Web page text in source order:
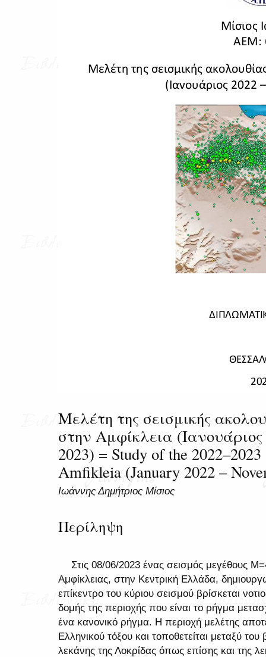
Μελέτη της σεισμικής
στην Αμφίκλεια
2023) = Study of the
Amfikleia (January 2022 –
Ιωάννης Δημήτριος Μίσιος
Περίληψη
Στις 08/06/2023 ένας σεισμός μεγέθους
Αμφίκλειας, στην Κεντρική Ελλάδα,
επίκεντρο του κύριου σεισμού βρίσκεται
δομής της περιοχής που είναι το ρήγμα
ένα κανονικό ρήγμα. Η περιοχή μελέτης
Ελληνικού τόξου και τοποθετείται μεταξύ
λεκάνης της Λοκρίδας όπως επίσης και της